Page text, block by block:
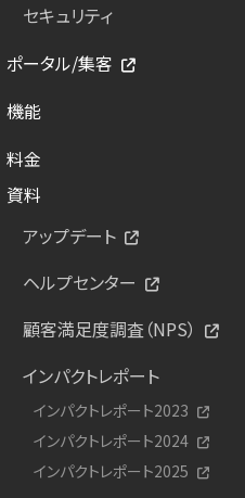
セキュリティ
ポータル/集客
機能
料金
資料
アップデート
ヘルプセンター
顧客満足度調査（NPS）
インパクトレポート
インパクトレポート2023
インパクトレポート2024
インパクトレポート2025